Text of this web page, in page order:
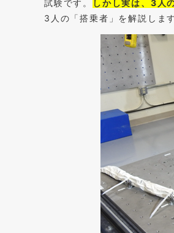
試験です。
しかし実は、3人
3人の「搭乗者」を解説します